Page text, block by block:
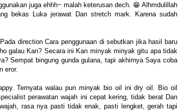
juga ehhh~ malah keterusan dech. 😁 Alhmdulillah
bekas Luka jerawat Dan stretch mark. Karena sudah
direction Cara penggunaan di sebutkan jika hasil baru
galau Kan? Secara ini Kan minyak minyak gitu apa tidak
Sempat bingung gunda gulana, tapi akhirnya Saya coba
eror.
Ternyata walau pun minyak bio oil ini dry oil. Bio oil
perawatan wajah ini cepat kering, tidak berat Dan
rasa nya pasti tidak enak, pasti lengket, gerah tapi